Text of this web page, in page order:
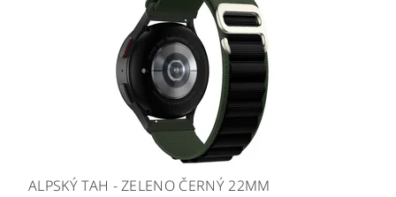
ALPSKÝ TAH - ZELENO ČERNÝ 22MM